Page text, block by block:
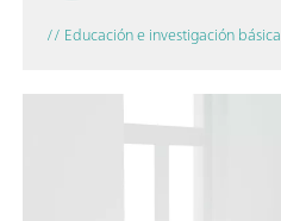
// Educación e investigación básica